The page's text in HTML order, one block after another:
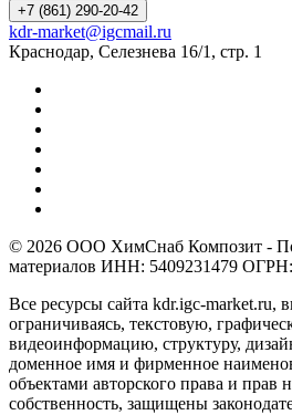
+7 (861) 290-20-42
kdr-market@igcmail.ru
Краснодар, Селезнева 16/1, стр. 1
© 2026 ООО ХимСнаб Композит -
материалов ИНН: 5409231479 ОГРН:
Все ресурсы сайта kdr.igc-market.ru,
ограничиваясь, текстовую,
видеоинформацию, структуру,
доменное имя и фирменное
объектами авторского права и прав
собственность, защищены